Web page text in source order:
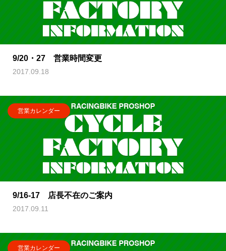
9/20・27 営業時間変更
2017.09.18
営業カレンダー
9/16-17 店長不在のご案内
2017.09.11
営業カレンダー